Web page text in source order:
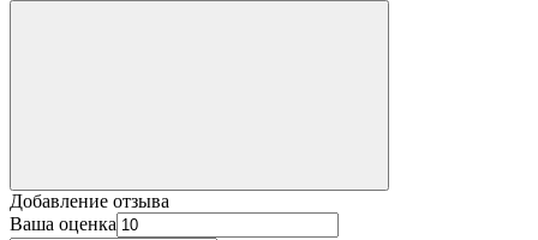
Добавление отзыва
Ваша оценка